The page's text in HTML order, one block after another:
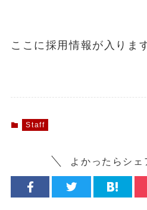
ここに採用情報が入りま
Staff
よかったらシェ